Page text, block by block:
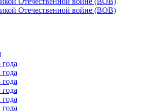
Отечественной войне (ВОВ)